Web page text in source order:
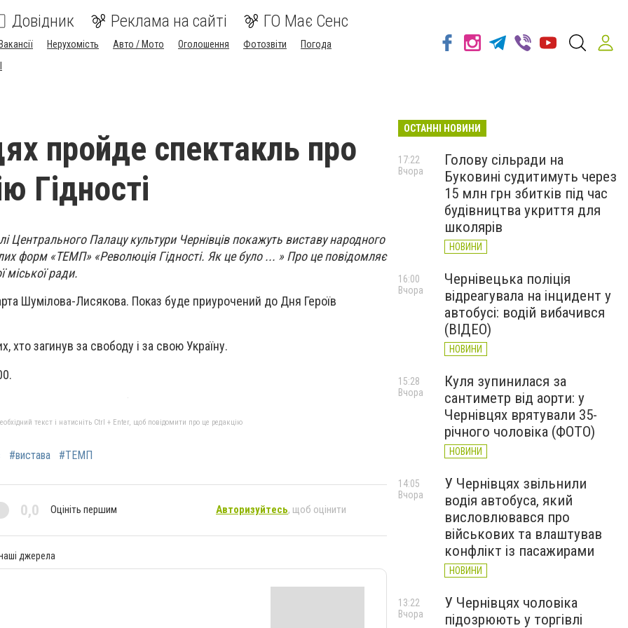
Довідник Реклама на сайті ГО Має Сенс
Нерухомість Авто / Мото Оголошення Фотозвіти
Погода
пройде спектакль про
Гідності
Центрального Палацу культури Чернівців покажуть виставу народного
форм «ТЕМП» «Революція Гідності. Як це було ... » Про це повідомляє
міської ради.
Шумілова-Лисякова. Показ буде приурочений до Дня Героїв
хто загинув за свободу і за свою Україну.
текст і натисніть Ctrl + Enter, щоб повідомити про це редакцію
#вистава #ТЕМП
0,0 Оцініть першим Авторизуйтесь, щоб оцінити
джерела
ОСТАННІ НОВИНИ
Голову сільради на
Буковині судитимуть через
15 млн грн збитків під час
будівництва укриття для
школярів
НОВИНИ
17:22
Вчора
Чернівецька поліція
відреагувала на інцидент у
автобусі: водій вибачився
(ВІДЕО)
НОВИНИ
16:00
Вчора
Куля зупинилася за
сантиметр від аорти: у
Чернівцях врятували 35-
річного чоловіка (ФОТО)
НОВИНИ
15:28
Вчора
У Чернівцях звільнили
водія автобуса, який
висловлювався про
військових та влаштував
конфлікт із пасажирами
НОВИНИ
14:05
Вчора
У Чернівцях чоловіка
підозрюють у торгівлі
13:22
Вчора